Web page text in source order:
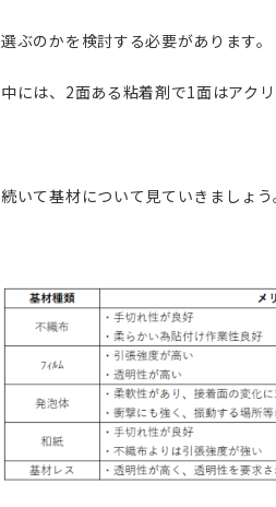
選ぶのかを検討する必要があります。
中には、2面ある粘着剤で1面はアク
続いて基材について見ていきましょう